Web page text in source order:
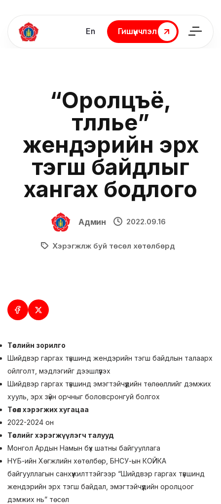
En
Гишүүнчлэл
Гишүүнчлэл
“Оролцъё,
төлөөлье”
жендэрийн эрх
тэгш байдлыг
хангах бодлого
Админ 2022.09.16
Хэрэгжүүлж буй төсөл хөтөлбөрүүд
Төслийн зорилго
Шийдвэр гаргах түвшинд жендэрийн тэгш байдлын талаарх
ойлголт, мэдлэгийг дээшлүүлэх
Шийдвэр гаргах түвшинд эмэгтэйчүүдийн төлөөллийг дэмжих
хууль, эрх зүйн орчныг боловсронгуй болгох
Төсөл хэрэгжих хугацаа
2022-2024 он
Төслийг хэрэгжүүлэгч талууд
Монгол Ардын Намын бүх шатны байгууллага
НҮБ-ийн Хөгжлийн хөтөлбөр, БНСУ-ын КОЙКА
байгууллагын санхүүжилттэйгээр “Шийдвэр гаргах түвшинд
жендэрийн эрх тэгш байдал, эмэгтэйчүүдийн оролцоог
дэмжих нь” төсөл